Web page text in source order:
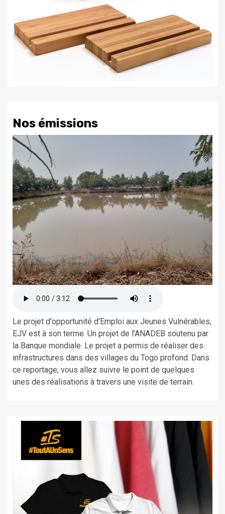
Nos émissions
Le projet d'opportunité d'Emploi aux Jeunes Vulnérables,
EJV est à son terme. Un projet de l'ANADEB soutenu par
la Banque mondiale. Le projet a permis de réaliser des
infrastructures dans des villages du Togo profond. Dans
ce reportage, vous allez suivre le point de quelques
unes des réalisations à travers une visite de terrain.